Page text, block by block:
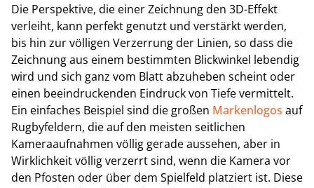
Die Perspektive, die einer Zeichnung den 3D-Effekt
verleiht, kann perfekt genutzt und verstärkt werden,
bis hin zur völligen Verzerrung der Linien, so dass die
Zeichnung aus einem bestimmten Blickwinkel lebendig
wird und sich ganz vom Blatt abzuheben scheint oder
einen beeindruckenden Eindruck von Tiefe vermittelt.
Ein einfaches Beispiel sind die großen Markenlogos auf
Rugbyfeldern, die auf den meisten seitlichen
Kameraaufnahmen völlig gerade aussehen, aber in
Wirklichkeit völlig verzerrt sind, wenn die Kamera vor
den Pfosten oder über dem Spielfeld platziert ist. Diese